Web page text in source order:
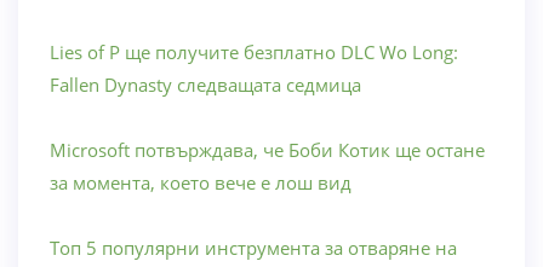
Lies of P ще получите безплатно DLC Wo Long:
Fallen Dynasty следващата седмица
Microsoft потвърждава, че Боби Котик ще остане
за момента, което вече е лош вид
Топ 5 популярни инструмента за отваряне на